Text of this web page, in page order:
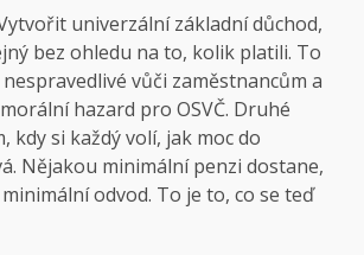
univerzální základní důchod,
bez ohledu na to, kolik platili. To
vůči zaměstnancům a
hazard pro OSVČ. Druhé
kdy si každý volí, jak moc do
Nějakou minimální penzi dostane,
odvod. To je to, co se teď